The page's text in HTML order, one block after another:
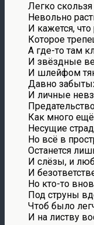
Легко
Невольно
И кажется,
Которое
А где-то там
И звёздные
И шлейфом
Давно
И личные
Как много
Несущие
Но всё в
Останется
И слёзы, и
И
Но кто-то
Под струны
Чтоб было
И на листву